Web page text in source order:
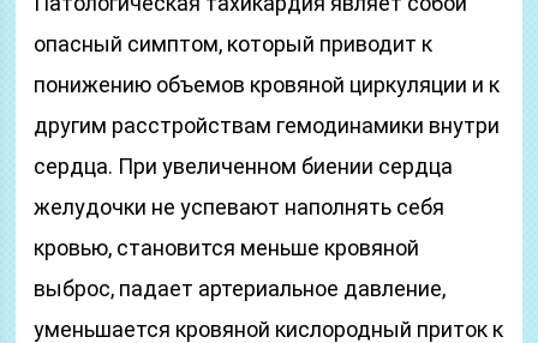
опасный симптом, который приводит к
понижению объемов кровяной циркуляции и к
другим расстройствам гемодинамики внутри
сердца. При увеличенном биении сердца
желудочки не успевают наполнять себя
кровью, становится меньше кровяной
выброс, падает артериальное давление,
уменьшается кровяной кислородный приток к